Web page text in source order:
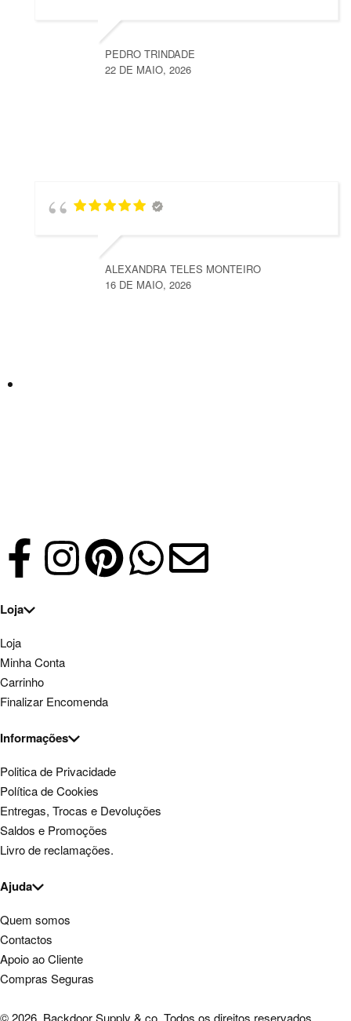
PEDRO TRINDADE
22 DE MAIO, 2026
ALEXANDRA TELES MONTEIRO
16 DE MAIO, 2026
Loja
Loja
Minha Conta
Carrinho
Finalizar Encomenda
Informações
Politica de Privacidade
Política de Cookies
Entregas, Trocas e Devoluções
Saldos e Promoções
Livro de reclamações.
Ajuda
Quem somos
Contactos
Apoio ao Cliente
Compras Seguras
© 2026, Backdoor Supply & co. Todos os direitos reservados